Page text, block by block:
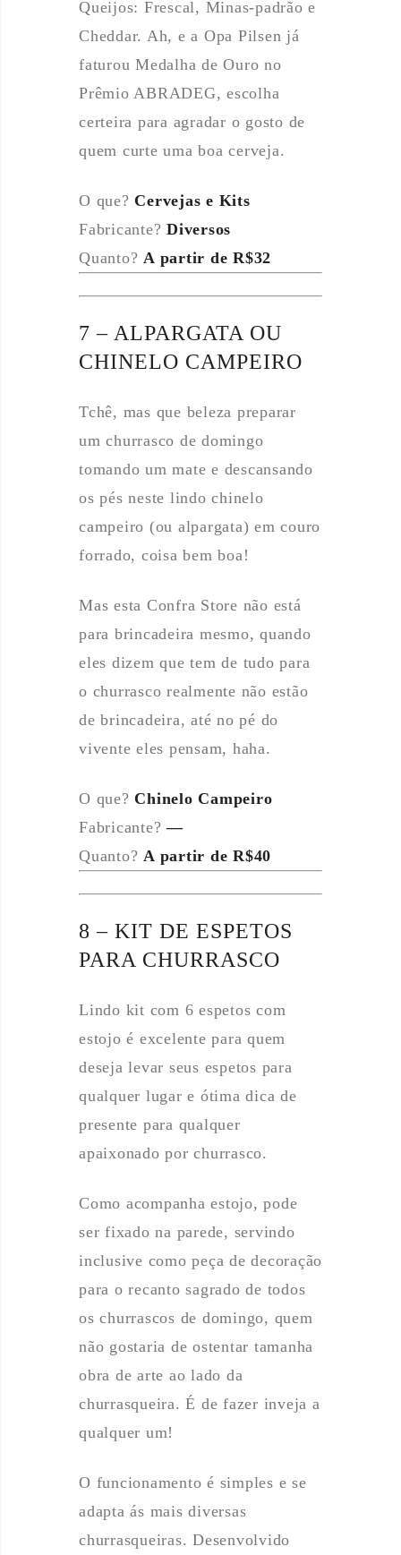
Queijos: Frescal, Minas-padrão e
Cheddar. Ah, e a Opa Pilsen já
faturou Medalha de Ouro no
Prêmio ABRADEG, escolha
certeira para agradar o gosto de
quem curte uma boa cerveja.
O que? Cervejas e Kits
Fabricante? Diversos
Quanto? A partir de R$32
7 – ALPARGATA OU
CHINELO CAMPEIRO
Tchê, mas que beleza preparar
um churrasco de domingo
tomando um mate e descansando
os pés neste lindo chinelo
campeiro (ou alpargata) em couro
forrado, coisa bem boa!
Mas esta Confra Store não está
para brincadeira mesmo, quando
eles dizem que tem de tudo para
o churrasco realmente não estão
de brincadeira, até no pé do
vivente eles pensam, haha.
O que? Chinelo Campeiro
Fabricante?—
Quanto? A partir de R$40
8 – KIT DE ESPETOS
PARA CHURRASCO
Lindo kit com 6 espetos com
estojo é excelente para quem
deseja levar seus espetos para
qualquer lugar e ótima dica de
presente para qualquer
apaixonado por churrasco.
Como acompanha estojo, pode
ser fixado na parede, servindo
inclusive como peça de decoração
para o recanto sagrado de todos
os churrascos de domingo, quem
não gostaria de ostentar tamanha
obra de arte ao lado da
churrasqueira. É de fazer inveja a
qualquer um!
O funcionamento é simples e se
adapta ás mais diversas
churrasqueiras. Desenvolvido